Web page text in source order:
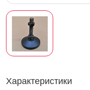
Характеристики